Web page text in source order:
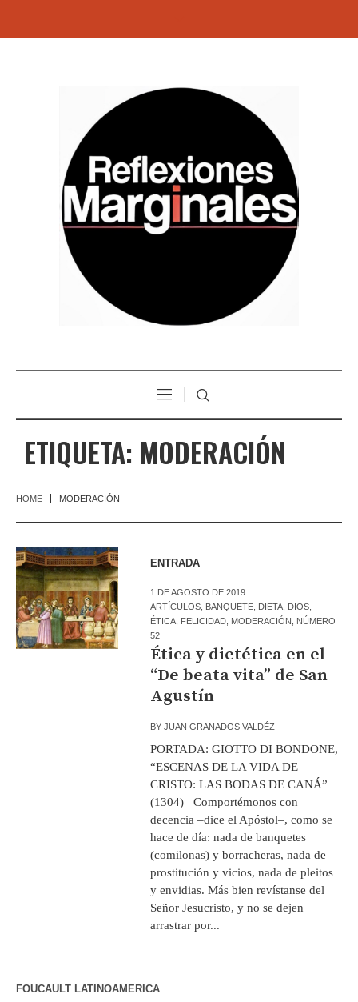
ETIQUETA: MODERACIÓN
HOME MODERACIÓN
ENTRADA
1 DE AGOSTO DE 2019
ARTÍCULOS BANQUETE DIETA DIOS
ÉTICA FELICIDAD MODERACIÓN
NÚMERO
52
Ética y dietética en el
“De beata vita” de San
Agustín
BYJUAN GRANADOS VALDÉZ
PORTADA: GIOTTO DI BONDONE,
“ESCENAS DE LA VIDA DE
CRISTO: LAS BODAS DE CANÁ”
(1304) Comportémonos con
decencia –dice el Apóstol–, como se
hace de día: nada de banquetes
(comilonas) y borracheras, nada de
prostitución y vicios, nada de pleitos
y envidias. Más bien revístanse del
Señor Jesucristo, y no se dejen
arrastrar por...
FOUCAULT LATINOAMERICA